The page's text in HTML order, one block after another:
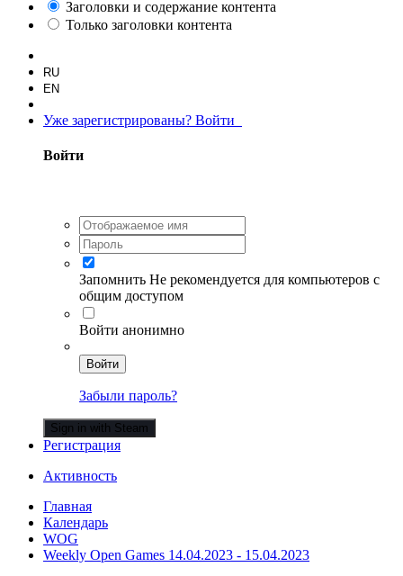
Заголовки и содержание контента
Только заголовки контента
RU
EN
Уже зарегистрированы? Войти
Войти
Запомнить Не рекомендуется для компьютеров с
общим доступом
Войти анонимно
Войти
Забыли пароль?
Sign in with Steam
Регистрация
Активность
Главная
Календарь
WOG
Weekly Open Games 14.04.2023 - 15.04.2023